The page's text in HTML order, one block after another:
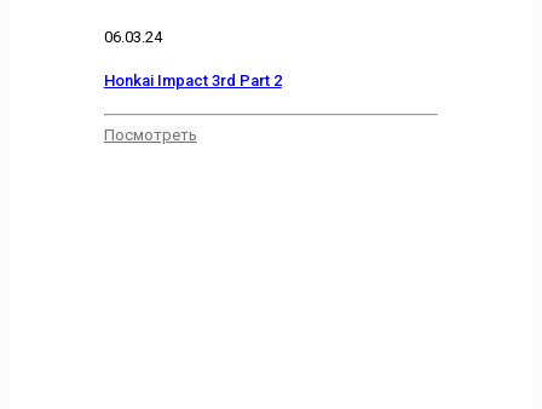
06.03.24
Honkai Impact 3rd Part 2
Посмотреть